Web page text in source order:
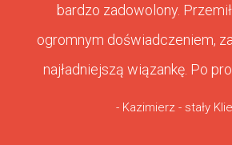
bardzo zadowolony.
ogromnym doświadczeniem,
najładniejszą wiązankę. Po
- Kazimierz - stały